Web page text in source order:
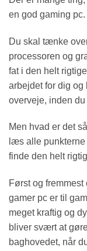
en god gaming pc.
Du skal tænke
processoren og
fat i den helt
arbejdet for dig og
overveje, inden du
Men hvad er det
læs alle
finde den helt
Først og
gamer pc er til
meget kraftig og
bliver svært at
baghovedet, når